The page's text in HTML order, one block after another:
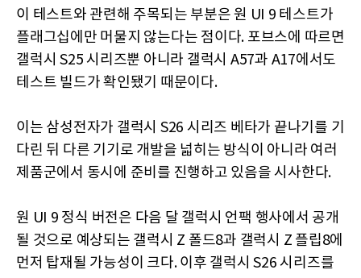
이 테스트와 관련해 주목되는 부분은 원 UI 9 테스트가
플래그십에만 머물지 않는다는 점이다. 포브스에 따르면
갤럭시 S25 시리즈뿐 아니라 갤럭시 A57과 A17에서도
테스트 빌드가 확인됐기 때문이다.
이는 삼성전자가 갤럭시 S26 시리즈 베타가 끝나기를 기
다린 뒤 다른 기기로 개발을 넓히는 방식이 아니라 여러
제품군에서 동시에 준비를 진행하고 있음을 시사한다.
원 UI 9 정식 버전은 다음 달 갤럭시 언팩 행사에서 공개
될 것으로 예상되는 갤럭시 Z 폴드8과 갤럭시 Z 플립8에
먼저 탑재될 가능성이 크다. 이후 갤럭시 S26 시리즈를